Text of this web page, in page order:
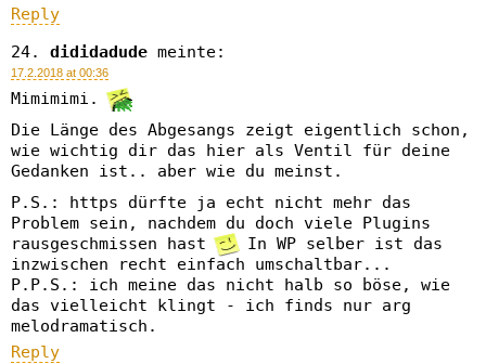
Reply
dididadude meinte:
17.2.2018 at 00:36
Mimimimi.
Die Länge des Abgesangs zeigt eigentlich schon,
wie wichtig dir das hier als Ventil für deine
Gedanken ist.. aber wie du meinst.
P.S.: https dürfte ja echt nicht mehr das
Problem sein, nachdem du doch viele Plugins
rausgeschmissen hast
In WP selber ist das
inzwischen recht einfach umschaltbar...
P.P.S.: ich meine das nicht halb so böse, wie
das vielleicht klingt - ich finds nur arg
melodramatisch.
Reply